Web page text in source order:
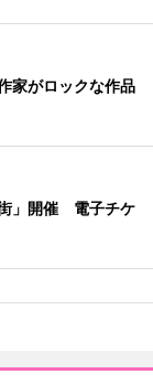
家がロックな作品
」開催 電子チケ